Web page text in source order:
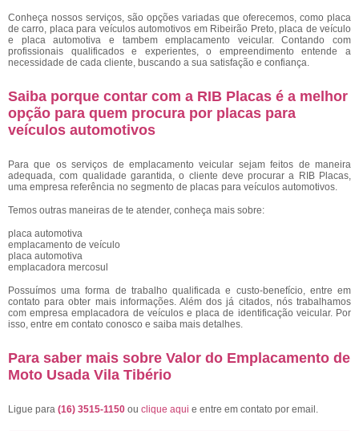
Conheça nossos serviços, são opções variadas que oferecemos, como placa
de carro, placa para veículos automotivos em Ribeirão Preto, placa de veículo
e placa automotiva e tambem emplacamento veicular. Contando com
profissionais qualificados e experientes, o empreendimento entende a
necessidade de cada cliente, buscando a sua satisfação e confiança.
Saiba porque contar com a RIB Placas é a melhor
opção para quem procura por placas para
veículos automotivos
Para que os serviços de emplacamento veicular sejam feitos de maneira
adequada, com qualidade garantida, o cliente deve procurar a RIB Placas,
uma empresa referência no segmento de placas para veículos automotivos.
Temos outras maneiras de te atender, conheça mais sobre:
placa automotiva
emplacamento de veículo
placa automotiva
emplacadora mercosul
Possuímos uma forma de trabalho qualificada e custo-benefício, entre em
contato para obter mais informações. Além dos já citados, nós trabalhamos
com empresa emplacadora de veículos e placa de identificação veicular. Por
isso, entre em contato conosco e saiba mais detalhes.
Para saber mais sobre Valor do Emplacamento de
Moto Usada Vila Tibério
Ligue para (16) 3515-1150 ou clique aqui e entre em contato por email.